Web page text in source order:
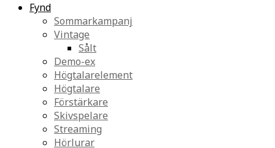
Fynd
Sommarkampanj
Vintage
Sålt
Demo-ex
Högtalarelement
Högtalare
Förstärkare
Skivspelare
Streaming
Hörlurar